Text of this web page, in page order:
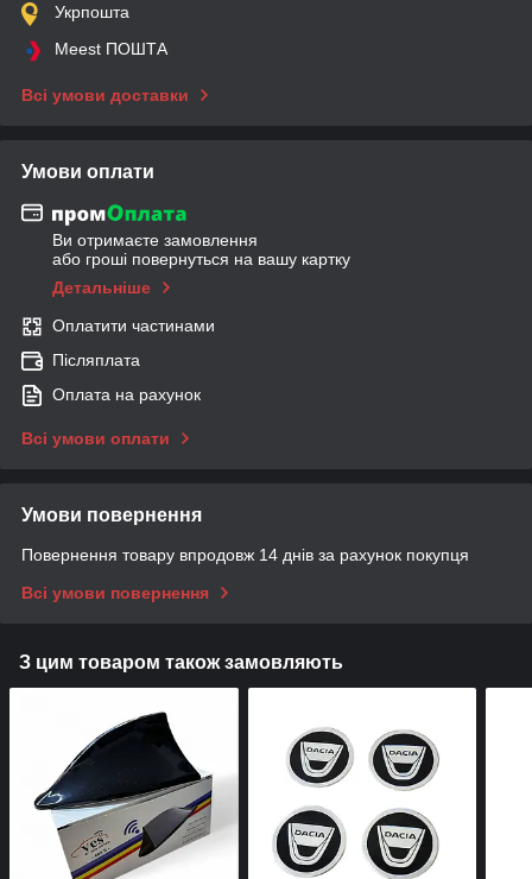
Укрпошта
Meest ПОШТА
Всі умови доставки
Умови оплати
Ви отримаєте замовлення
або гроші повернуться на вашу картку
Детальніше
Оплатити частинами
Післяплата
Оплата на рахунок
Всі умови оплати
Умови повернення
Повернення товару впродовж 14 днів за рахунок покупця
Всі умови повернення
З цим товаром також замовляють